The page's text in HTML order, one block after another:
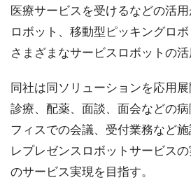
医療サービスを受けるなどの活
ロボット、移動型ピッキングロ
さまざまなサービスロボットの活
同社は同ソリューションを応用展
診療、配薬、面談、面会などの
フィスでの会議、受付業務など
レプレゼンスロボットサービス
のサービス実現を目指す。